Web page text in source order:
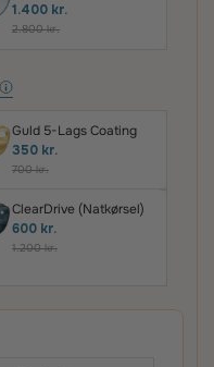
1.400 kr.
2.800 kr.
Guld 5-Lags Coating
350 kr.
700 kr.
ClearDrive (Natkørsel)
600 kr.
1.200 kr.